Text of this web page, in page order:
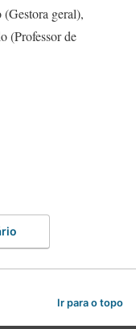
geral),
(Professor de
Ir para o topo